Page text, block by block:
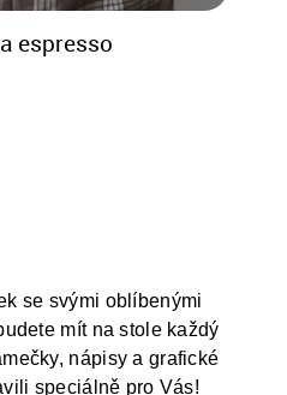
espresso
se svými oblíbenými
mít na stole každý
nápisy a grafické
speciálně pro Vás!